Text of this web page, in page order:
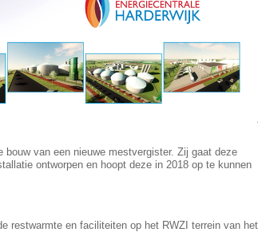
bouw van een nieuwe mestvergister. Zij gaat deze
ontworpen en hoopt deze in 2018 op te kunnen
restwarmte en faciliteiten op het RWZI terrein van het